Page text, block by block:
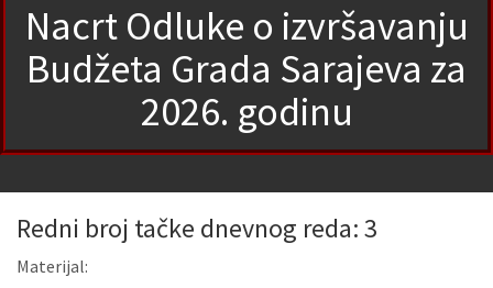
Nacrt Odluke o izvršavanju
Budžeta Grada Sarajeva za
2026. godinu
Redni broj tačke dnevnog reda: 3
Materijal: